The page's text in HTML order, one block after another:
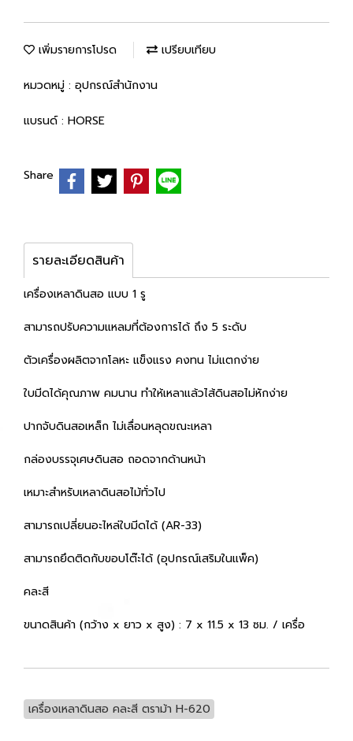
เพิ่มรายการโปรด เปรียบเทียบ
หมวดหมู่ : อุปกรณ์สำนักงาน
แบรนด์ : HORSE
Share
รายละเอียดสินค้า
เครื่องเหลาดินสอ แบบ 1 รู
สามารถปรับความแหลมที่ต้องการได้ ถึง 5 ระดับ
ตัวเครื่องผลิตจากโลหะ แข็งแรง คงทน ไม่แตกง่าย
ใบมีดได้คุณภาพ คมนาน ทำให้เหลาแล้วไส้ดินสอไม่หักง่าย
ปากจับดินสอเหล็ก ไม่เลื่อนหลุดขณะเหลา
กล่องบรรจุเศษดินสอ ถอดจากด้านหน้า
เหมาะสำหรับเหลาดินสอไม้ทั่วไป
สามารถเปลี่ยนอะไหล่ใบมีดได้ (AR-33)
สามารถยึดติดกับขอบโต๊ะได้ (อุปกรณ์เสริมในแพ็ค)
คละสี
ขนาดสินค้า (กว้าง x ยาว x สูง) : 7 x 11.5 x 13 ซม. / เครื่อ
เครื่องเหลาดินสอ คละสี ตราม้า H-620